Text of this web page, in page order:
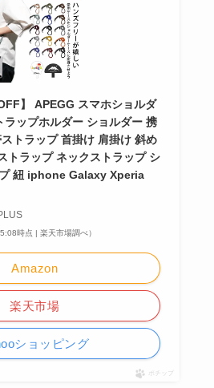
】 APEGG スマホショルダ
ラップホルダー ショルダー 携
トラップ 首掛け 肩掛け 斜め
トラップ ネックストラップ シ
紐 iphone Galaxy Xperia
時点 | 楽天市場調べ）
Amazon
楽天市場
ショッピング
ポチップ